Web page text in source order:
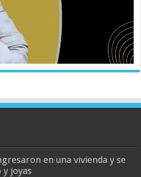
en una vivienda y se
y joyas